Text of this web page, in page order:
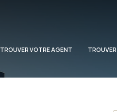
TROUVER VOTRE AGENT